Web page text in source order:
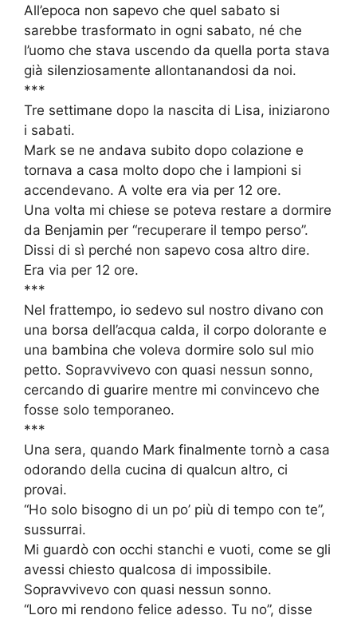
All’epoca non sapevo che quel sabato si
sarebbe trasformato in ogni sabato, né che
l’uomo che stava uscendo da quella porta stava
già silenziosamente allontanandosi da noi.
***
Tre settimane dopo la nascita di Lisa, iniziarono
i sabati.
Mark se ne andava subito dopo colazione e
tornava a casa molto dopo che i lampioni si
accendevano. A volte era via per 12 ore.
Una volta mi chiese se poteva restare a dormire
da Benjamin per “recuperare il tempo perso”.
Dissi di sì perché non sapevo cosa altro dire.
Era via per 12 ore.
***
Nel frattempo, io sedevo sul nostro divano con
una borsa dell’acqua calda, il corpo dolorante e
una bambina che voleva dormire solo sul mio
petto. Sopravvivevo con quasi nessun sonno,
cercando di guarire mentre mi convincevo che
fosse solo temporaneo.
***
Una sera, quando Mark finalmente tornò a casa
odorando della cucina di qualcun altro, ci
provai.
“Ho solo bisogno di un po’ più di tempo con te”,
sussurrai.
Mi guardò con occhi stanchi e vuoti, come se gli
avessi chiesto qualcosa di impossibile.
Sopravvivevo con quasi nessun sonno.
“Loro mi rendono felice adesso. Tu no”, disse